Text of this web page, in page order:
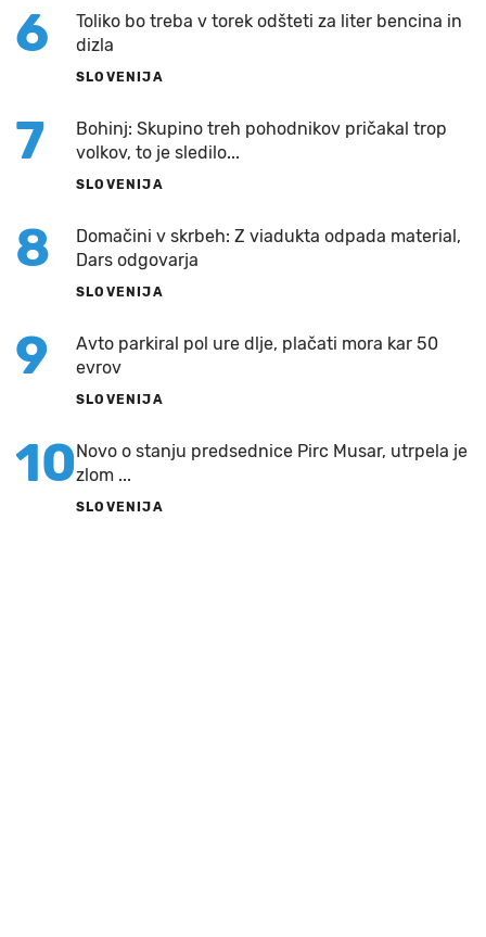
6
Toliko bo treba v torek odšteti za liter bencina in
dizla
SLOVENIJA
7
Bohinj: Skupino treh pohodnikov pričakal trop
volkov, to je sledilo...
SLOVENIJA
8
Domačini v skrbeh: Z viadukta odpada material,
Dars odgovarja
SLOVENIJA
9
Avto parkiral pol ure dlje, plačati mora kar 50
evrov
SLOVENIJA
10Novo o stanju predsednice Pirc Musar, utrpela je
zlom ...
SLOVENIJA